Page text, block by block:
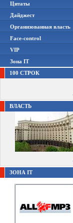
Цитаты
Дайджест
Организованная власть
Face-control
VIP
Зона IT
100 СТРОК
ВЛАСТЬ
ЗОНА IT